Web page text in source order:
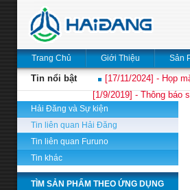
Trang Chủ Giới Thiệu Sản
Tin nổi bật
[17/11/2024] - Họp
[1/9/2019] - Thông báo
Hải Đăng và Sự kiện
Tin liên quan Hải Đăng
Tin liên quan Furuno
Tin khác
TÌM SẢN PHẨM THEO ỨNG DỤNG